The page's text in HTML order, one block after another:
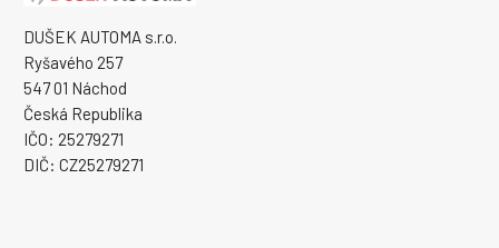
DUŠEK AUTOMA s.r.o.
Ryšavého 257
547 01 Náchod
Česká Republika
IČO: 25279271
DIČ: CZ25279271